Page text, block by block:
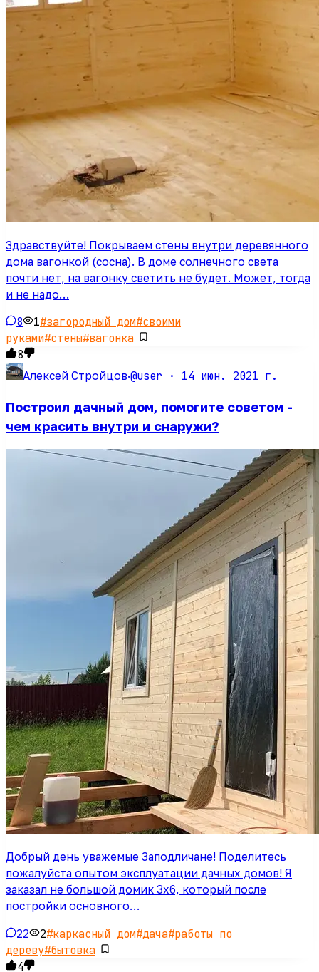
Здравствуйте! Покрываем стены внутри деревянного
дома вагонкой (сосна). В доме солнечного света
почти нет, на вагонку светить не будет. Может, тогда
и не надо…
8 1#загородный дом#своими
руками#стены#вагонка
8
Алексей Стройцов·@user · 14 июн. 2021 г.
Построил дачный дом, помогите советом -
чем красить внутри и снаружи?
Добрый день уважемые Заподличане! Поделитесь
пожалуйста опытом эксплуатации дачных домов! Я
заказал не большой домик 3х6, который после
постройки основного…
22 2#каркасный дом#дача#работы по
дереву#бытовка
4